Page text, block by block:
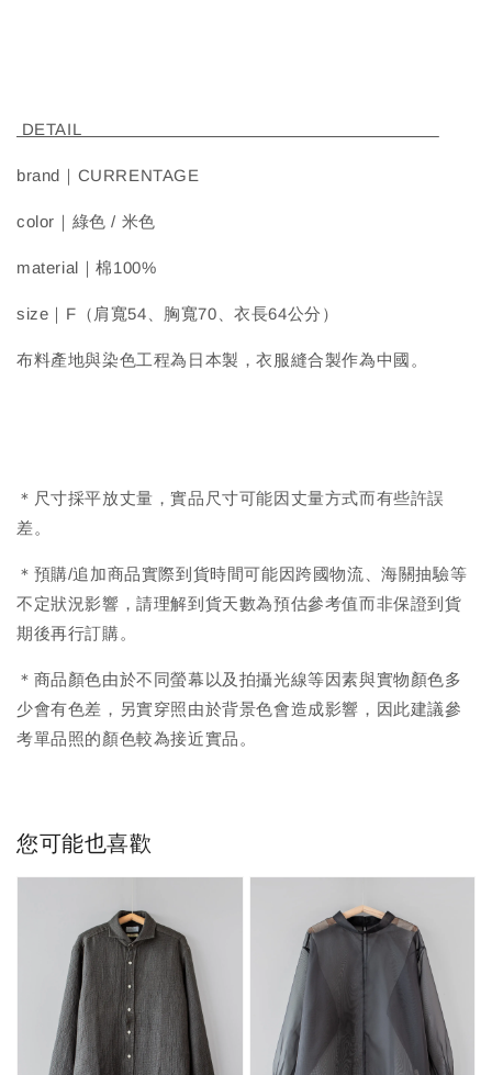
DETAIL
brand｜CURRENTAGE
color｜綠色 / 米色
material｜棉100%
size｜F（肩寬54、胸寬70、衣長64公分）
布料產地與染色工程為日本製，衣服縫合製作為中國。
＊尺寸採平放丈量，實品尺寸可能因丈量方式而有些許誤
差。
＊預購/追加商品實際到貨時間可能因跨國物流、海關抽驗等
不定狀況影響，請理解到貨天數為預估參考值而非保證到貨
期後再行訂購。
＊商品顏色由於不同螢幕以及拍攝光線等因素與實物顏色多
少會有色差，另實穿照由於背景色會造成影響，因此建議參
考單品照的顏色較為接近實品。
您可能也喜歡